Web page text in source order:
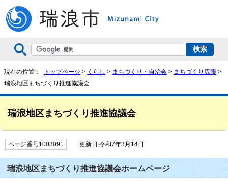
現在の位置： トップページ > くらし > まちづくり・自治会 > まちづくり広報 >
瑞浪地区まちづくり推進協議会
瑞浪地区まちづくり推進協議会
ページ番号1003091 更新日 令和7年3月14日
瑞浪地区まちづくり推進協議会ホームページ